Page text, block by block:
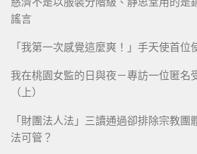
謠言
「我第一次感覺這麼爽！」手天使首位
我在桃園女監的日與夜－專訪一位匿名
（上）
「財團法人法」三讀通過卻排除宗教團
法可管？